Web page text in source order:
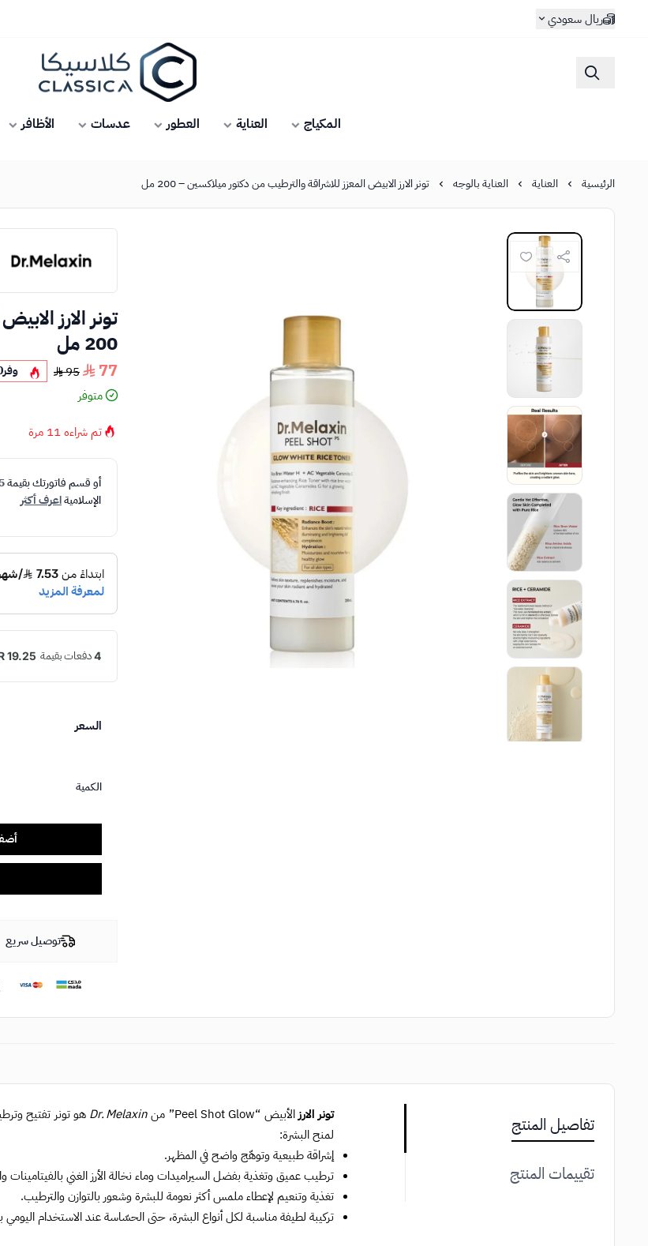
ريال سعودي
كلاسيكا
المكياج العناية العطور عدسات الأظافر
الرئيسية العناية العناية بالوجه تونر الارز الابيض المعزز للاشراقة والترطيب من دكتور ميلاكسين – 200 مل
تونر الارز
200 مل
77
95 وفر
متوفر
تم شراءه11 مرة
أو قسم فاتورتك بقيمة
الإسلاميةاعرف أكثر
السعر
الكمية
توصيل سريع
تفاصيل المنتج
تقييمات المنتج
تونر الارزالأبيض “Peel Shot Glow” من Dr. Melaxin هو تونر تفتيح
لمنح البشرة:
إشراقة طبيعية وتوهّج واضح في المظهر.
ترطيب عميق وتغذية بفضل السيراميدات وماء نخالة الأرز الغني بالفيتامينات
تغذية وتنعيم لإعطاء ملمس أكثر نعومة للبشرة وشعور بالتوازن والترطيب.
تركيبة لطيفة مناسبة لكل أنواع البشرة، حتى الحسّاسة عند الاستخدام اليومي